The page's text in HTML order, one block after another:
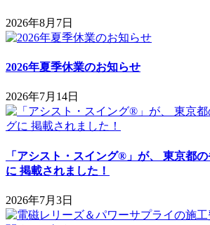
2026年8月7日
2026年夏季休業のお知らせ
2026年7月14日
「アシスト・スイング®」が、 東京都
に 掲載されました！
2026年7月3日